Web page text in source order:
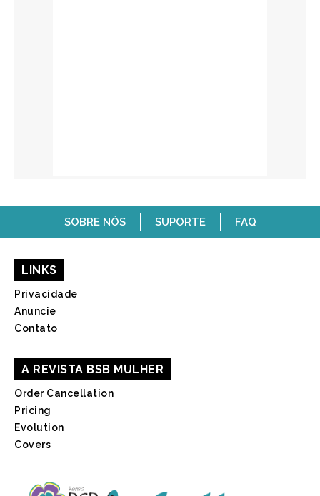
SOBRE NÓS SUPORTE FAQ
LINKS
Privacidade
Anuncie
Contato
A REVISTA BSB MULHER
Order Cancellation
Pricing
Evolution
Covers